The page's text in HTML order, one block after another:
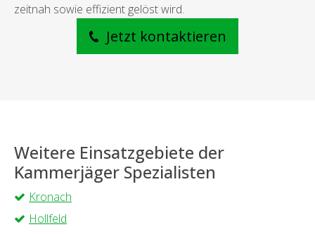
zeitnah sowie effizient gelöst wird.
Jetzt kontaktieren
Weitere Einsatzgebiete der
Kammerjäger Spezialisten
Kronach
Hollfeld